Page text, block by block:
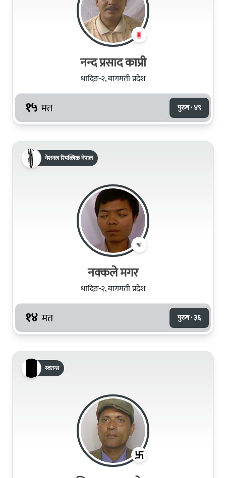
नन्‍द प्रसाद काप्री
धादिङ-२, बागमती प्रदेश
१५ मत पुरुष · ४९
नेशनल रिपब्लिक नेपाल
नक्‍कले मगर
धादिङ-२, बागमती प्रदेश
१४ मत पुरुष · ३६
स्वतन्त्र